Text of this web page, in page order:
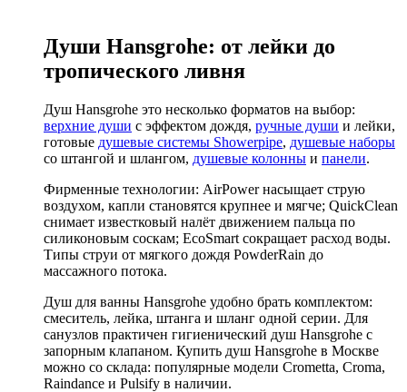
Души Hansgrohe: от лейки до
тропического ливня
Душ Hansgrohe это несколько форматов на выбор:
верхние души с эффектом дождя, ручные души и лейки,
готовые душевые системы Showerpipe, душевые наборы
со штангой и шлангом, душевые колонны и панели.
Фирменные технологии: AirPower насыщает струю
воздухом, капли становятся крупнее и мягче; QuickClean
снимает известковый налёт движением пальца по
силиконовым соскам; EcoSmart сокращает расход воды.
Типы струи от мягкого дождя PowderRain до
массажного потока.
Душ для ванны Hansgrohe удобно брать комплектом:
смеситель, лейка, штанга и шланг одной серии. Для
санузлов практичен гигиенический душ Hansgrohe с
запорным клапаном. Купить душ Hansgrohe в Москве
можно со склада: популярные модели Crometta, Croma,
Raindance и Pulsify в наличии.